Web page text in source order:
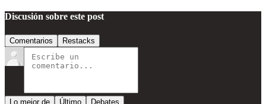
Discusión sobre este post
Comentarios Restacks
Lo mejor de Último Debates